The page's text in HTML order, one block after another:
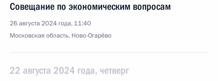
Совещание по экономическим вопросам
26 августа 2024 года, 11:40
Московская область, Ново-Огарёво
22 августа 2024 года, четверг